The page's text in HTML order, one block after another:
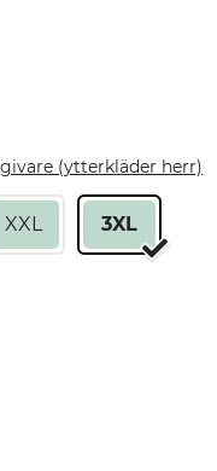
(ytterkläder herr)
XXL 3XL